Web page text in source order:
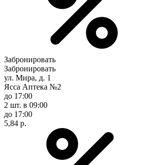
Забронировать
Забронировать
ул. Мира, д. 1
Ясса Аптека №2
до 17:00
2 шт. в 09:00
до 17:00
5,84 р.